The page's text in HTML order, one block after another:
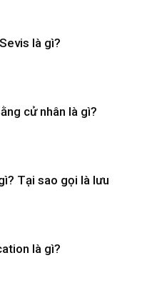
là gì?
cử nhân là gì?
Tại sao gọi là lưu
là gì?